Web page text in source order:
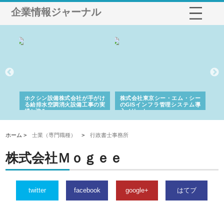
企業情報ジャーナル
ホクシン設備株式会社が手がけ
る給排水空調消火設備工事の実
績と強み
株式会社東京シー・エム・シー
のGISインフラ管理システム導
入メリット
ホーム >士業（専門職種） >行政書士事務所
株式会社Ｍｏｇｅｅ
twitter facebook google+ はてブ